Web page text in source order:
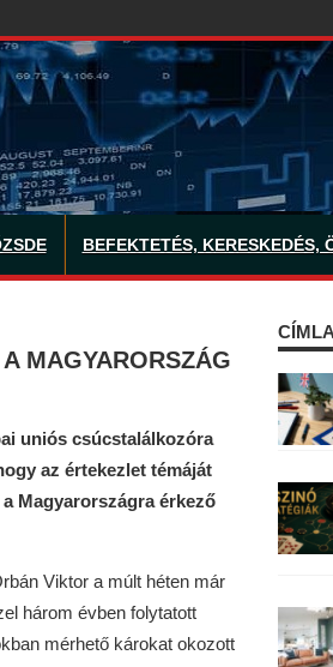
BEFEKTETÉS, KERESKEDÉS,
MAGYARORSZÁG
uniós csúcstalálkozóra
az értekezlet témáját
Magyarországra érkező
Viktor a múlt héten már
három évben folytatott
mérhető károkat okozott